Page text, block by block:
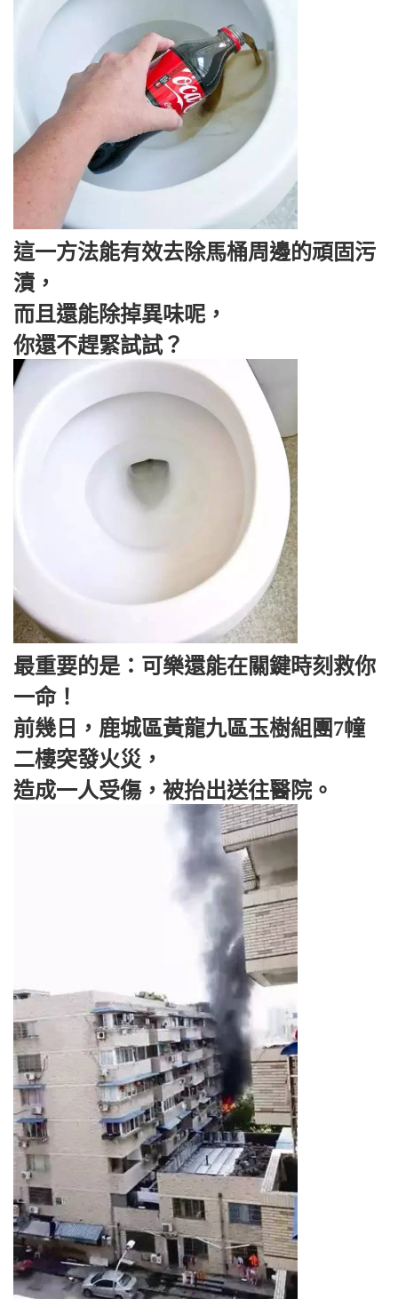
這一方法能有效去除馬桶周邊的頑固污
漬，
而且還能除掉異味呢，
你還不趕緊試試？
最重要的是：可樂還能在關鍵時刻救你
一命！
前幾日，鹿城區黃龍九區玉樹組團7幢
二樓突發火災，
造成一人受傷，被抬出送往醫院。